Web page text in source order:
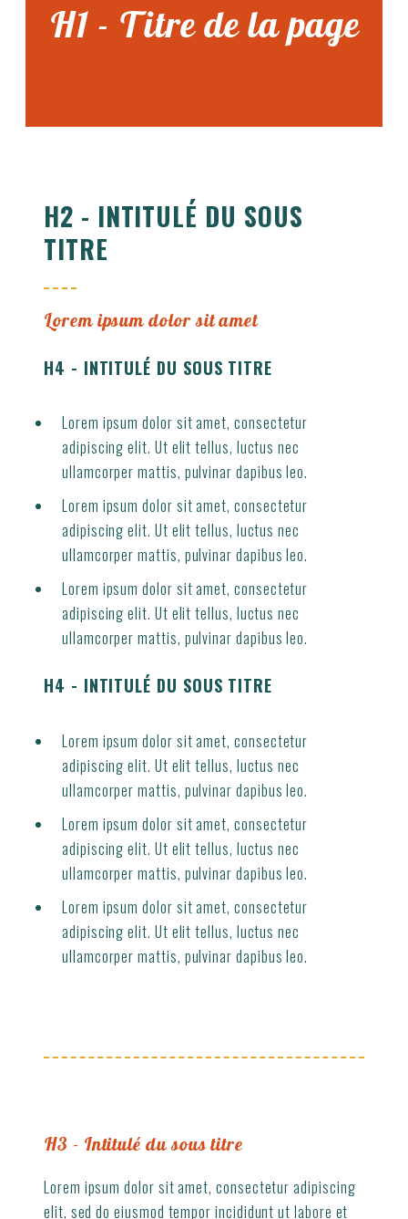
H1 - Titre de la page
H2 - INTITULÉ DU SOUS
TITRE
Lorem ipsum dolor sit amet
H4 - INTITULÉ DU SOUS TITRE
Lorem ipsum dolor sit amet, consectetur
adipiscing elit. Ut elit tellus, luctus nec
ullamcorper mattis, pulvinar dapibus leo.
Lorem ipsum dolor sit amet, consectetur
adipiscing elit. Ut elit tellus, luctus nec
ullamcorper mattis, pulvinar dapibus leo.
Lorem ipsum dolor sit amet, consectetur
adipiscing elit. Ut elit tellus, luctus nec
ullamcorper mattis, pulvinar dapibus leo.
H4 - INTITULÉ DU SOUS TITRE
Lorem ipsum dolor sit amet, consectetur
adipiscing elit. Ut elit tellus, luctus nec
ullamcorper mattis, pulvinar dapibus leo.
Lorem ipsum dolor sit amet, consectetur
adipiscing elit. Ut elit tellus, luctus nec
ullamcorper mattis, pulvinar dapibus leo.
Lorem ipsum dolor sit amet, consectetur
adipiscing elit. Ut elit tellus, luctus nec
ullamcorper mattis, pulvinar dapibus leo.
H3 - Intitulé du sous titre
Lorem ipsum dolor sit amet, consectetur adipiscing
elit, sed do eiusmod tempor incididunt ut labore et